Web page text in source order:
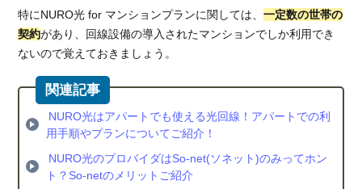
特にNURO光 for マンションプランに関しては、一定数の世帯の
契約があり、回線設備の導入されたマンションでしか利用でき
ないので覚えておきましょう。
NURO光はアパートでも使える光回線！アパートでの利
用手順やプランについてご紹介！
NURO光のプロバイダはSo-net(ソネット)のみってホン
ト？So-netのメリットご紹介